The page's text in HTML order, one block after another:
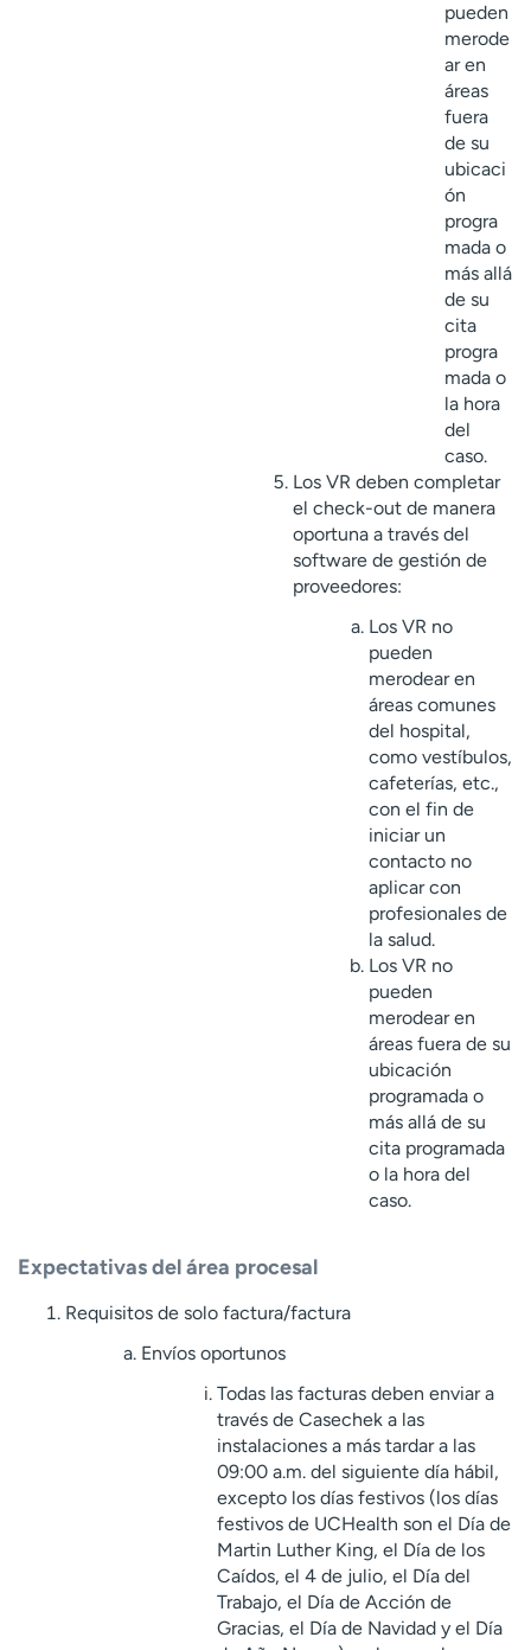
pueden
merode
ar en
áreas
fuera
de su
ubicaci
ón
progra
mada o
más allá
de su
cita
progra
mada o
la hora
del
caso.
Los VR deben completar
el check-out de manera
oportuna a través del
software de gestión de
proveedores:
Los VR no
pueden
merodear en
áreas comunes
del hospital,
como vestíbulos,
cafeterías, etc.,
con el fin de
iniciar un
contacto no
aplicar con
profesionales de
la salud.
Los VR no
pueden
merodear en
áreas fuera de su
ubicación
programada o
más allá de su
cita programada
o la hora del
caso.
Expectativas del área procesal
Requisitos de solo factura/factura
Envíos oportunos
Todas las facturas deben enviar a
través de Casechek a las
instalaciones a más tardar a las
09:00 a.m. del siguiente día hábil,
excepto los días festivos (los días
festivos de UCHealth son el Día de
Martin Luther King, el Día de los
Caídos, el 4 de julio, el Día del
Trabajo, el Día de Acción de
Gracias, el Día de Navidad y el Día